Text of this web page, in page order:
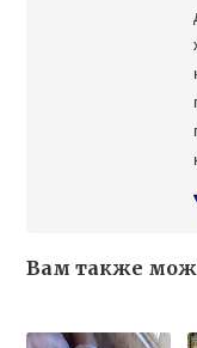
Вам также